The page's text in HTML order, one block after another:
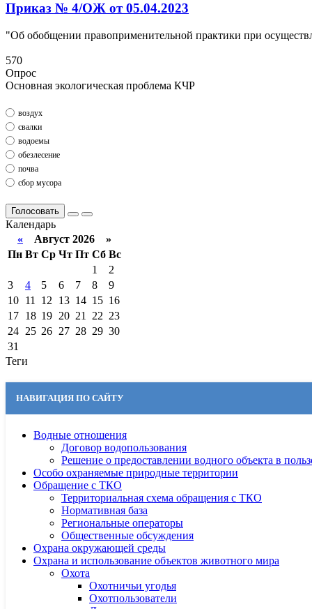
Приказ № 4/ОЖ от 05.04.2023
"Об обобщении правоприменительной практики при
570
Опрос
Основная экологическая проблема КЧР
воздух
свалки
водоемы
обезлесение
почва
сбор мусора
Голосовать
Календарь
« Август 2026 »
Пн Вт Ср Чт Пт Сб Вс
1
2
3
4 5 6 7 8
9
10 11 12 13 14 15 16
17 18 19 20 21 22 23
24 25 26 27 28 29 30
31
Теги
НАВИГАЦИЯ ПО САЙТУ
Водные отношения
Договор водопользования
Решение о предоставлении водного объекта в
Особо охраняемые природные территории
Обращение с ТКО
Территориальная схема обращения с ТКО
Нормативная база
Региональные операторы
Общественные обсуждения
Охрана окружающей среды
Охрана и использование объектов животного мира
Охота
Охотничьи угодья
Охотпользователи